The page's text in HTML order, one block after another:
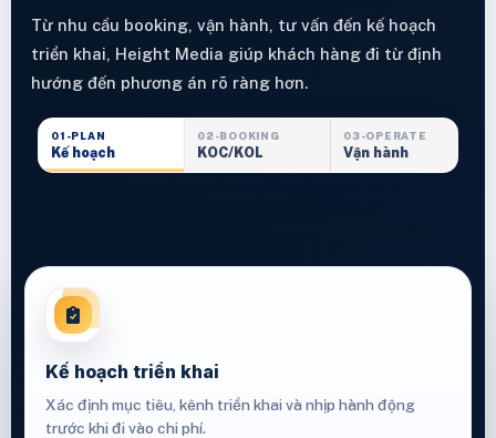
Từ nhu cầu booking, vận hành, tư vấn đến kế hoạch
triển khai, Height Media giúp khách hàng đi từ định
hướng đến phương án rõ ràng hơn.
01-PLAN
Kế hoạch
02-BOOKING
KOC/KOL
03-OPERATE
Vận hành
Kế hoạch triển khai
Xác định mục tiêu, kênh triển khai và nhịp hành động
trước khi đi vào chi phí.